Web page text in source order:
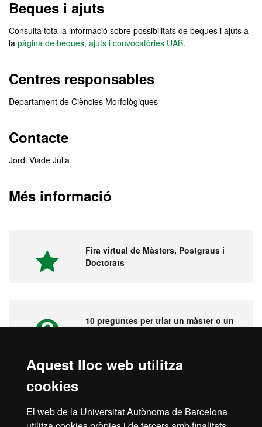
Aquest lloc web utilitza
cookies
El web de la Universitat Autònoma de Barcelona
Beques i ajuts
Consulta tota la informació sobre possibilitats de beques i ajuts a
la pàgina de beques, ajuts i convocatòries UAB.
Centres responsables
Departament de Ciències Morfològiques
Contacte
Jordi Viade Julia
Més informació
Fira virtual de Màsters, Postgraus i
Doctorats
10 preguntes per triar un màster o un